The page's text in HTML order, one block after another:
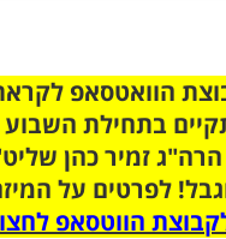
בתחילת השבוע
זמיר כהן
לפרטים על
הווטסאפ